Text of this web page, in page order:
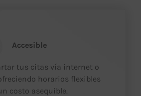
Accesible
tus citas vía internet o
horarios flexibles
costo asequible.